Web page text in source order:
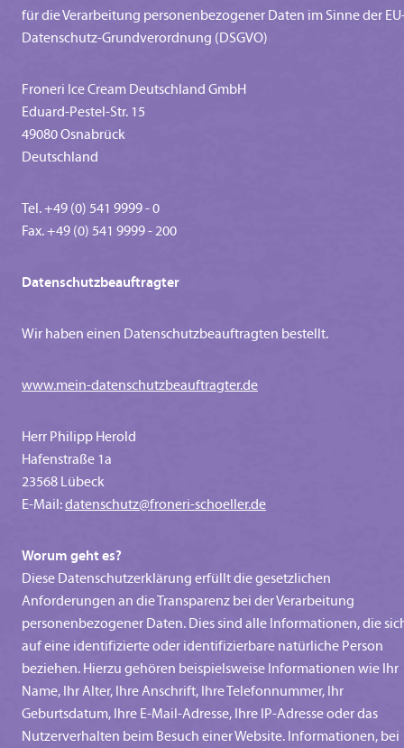
für die Verarbeitung personenbezogener Daten im Sinne der
Datenschutz-Grundverordnung (DSGVO)
Froneri Ice Cream Deutschland GmbH
Eduard-Pestel-Str. 15
49080 Osnabrück
Deutschland
Tel. +49 (0) 541 9999 - 0
Fax. +49 (0) 541 9999 - 200
Datenschutzbeauftragter
Wir haben einen Datenschutzbeauftragten bestellt.
www.mein-datenschutzbeauftragter.de
Herr Philipp Herold
Hafenstraße 1a
23568 Lübeck
E-Mail:datenschutz@froneri-schoeller.de
Worum geht es?
Diese Datenschutzerklärung erfüllt die gesetzlichen
Anforderungen an die Transparenz bei der Verarbeitung
personenbezogener Daten. Dies sind alle Informationen, die
auf eine identifizierte oder identifizierbare natürliche Person
beziehen. Hierzu gehören beispielsweise Informationen wie Ihr
Name, Ihr Alter, Ihre Anschrift, Ihre Telefonnummer, Ihr
Geburtsdatum, Ihre E-Mail-Adresse, Ihre IP-Adresse oder das
Nutzerverhalten beim Besuch einer Website. Informationen, bei